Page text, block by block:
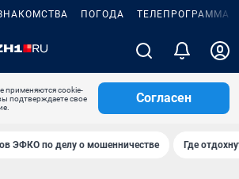
ПОГОДА ТЕЛЕПРОГРАММА
применяются cookie-
подтверждаете свое
Согласен
ЭФКО по делу о мошенничестве Где